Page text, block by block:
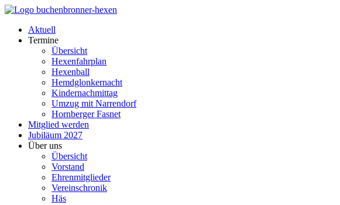
Aktuell
Termine
Übersicht
Hexenfahrplan
Hexenball
Hemdglonkernacht
Kindernachmittag
Umzug mit Narrendorf
Hornberger Fasnet
Mitglied werden
Jubiläum 2027
Über uns
Übersicht
Vorstand
Ehrenmitglieder
Vereinschronik
Häs